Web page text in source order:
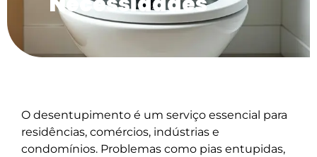
O desentupimento é um serviço essencial para
residências, comércios, indústrias e
condomínios. Problemas como pias entupidas,